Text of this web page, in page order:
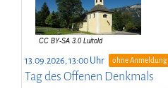
13.09.2026, 13:00 Uhr ohne Anmeldung
Tag des Offenen Denkmals